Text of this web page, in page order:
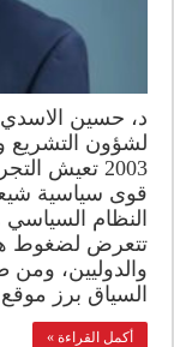
د، حسين
لشؤون التشريع
2003 تعيش
قوى سياسية
النظام
تتعرض لضغوط
والدوليين، ومن
السياق برز
أكمل القراءة »